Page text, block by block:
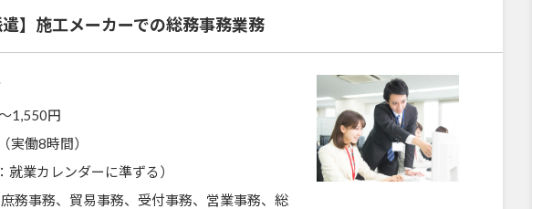
遣】施工メーカーでの総務事務業務
1,550円
実働8時間）
就業カレンダーに準ずる）
務事務、貿易事務、受付事務、営業事務、総